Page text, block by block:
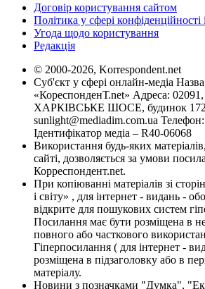
Договір користування сайтом
Політика у сфері
Угода щодо користування
Редакція
© 2000-2026, Korrespondent.net
Суб'єкт у сфері онлайн-медіа
«КореспонденТ.net» Адреса: 02091,
ХАРКІВСЬКЕ ШОСЕ, будинок 172-
sunlight@mediadim.com.ua
Ідентифікатор медіа – R40-06068
Використання будь-яких
сайті, дозволяється за умови
Корреспондент.net.
При копіюванні матеріалів зі
і світу» , для інтернет - видань -
відкрите для пошукових систем
Посилання має бути розміщена в
повного або часткового
Гіперпосилання ( для інтернет -
розміщена в підзаголовку або в
матеріалу.
Новини з позначками "Думка",